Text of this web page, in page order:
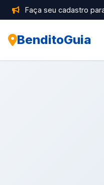
Faça seu cadastro
BenditoGuia